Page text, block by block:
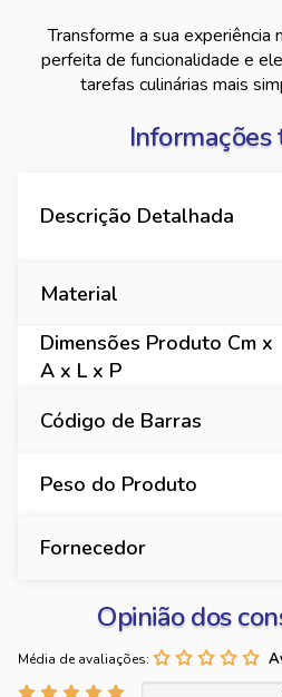
Transforme a sua experiência
perfeita de funcionalidade e
tarefas culinárias mais
Informações
Descrição Detalhada
Material
Dimensões Produto Cm x
A x L x P
Código de Barras
Peso do Produto
Fornecedor
Opinião dos
Média de avaliações: